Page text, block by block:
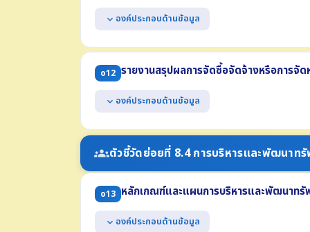
expand_more องค์ประกอบด้านข้อมูล
แสดงรายงานสรุปผลการจัดซื้อจัดจ้างฯ รายเดือน ไ
(1) งานที่จัดซื้อหรือจัดจ้าง (2) วงเงินที่จะซื้อหรือจ้าง
(4) วิธีซื้อหรือจ้าง (5) รายชื่อผู้เสนอราคา (6) ราคาที่เส
(7) ผู้ได้รับการคัดเลือก (8) ราคาที่ตกลงซื้อหรือจ้าง
แสดงในรูปแบบไฟล์อย่างน้อย 2 รูปแบบ คือ .pdf แ
o12 รายงานสรุปผลการจัดซื้อจัดจ้างหรือการจั
expand_more องค์ประกอบด้านข้อมูล
แสดงข้อมูลสรุปผลการจัดซื้อจัดจ้าง ประจำปี พ.ศ.
(1) จำนวนโครงการจำแนกตามวิธีการจัดซื้อจัดจ้าง
จ้าง
(3) ปัญหา/อุปสรรค (4) ข้อเสนอแนะ
แสดงข้อมูลสรุปผลการจัดซื้อจัดจ้างฯ รายเดือน ปี
groupsตัวชี้วัดย่อยที่ 8.4 การบริหารและพัฒนาท
o13 หลักเกณฑ์และแผนการบริหารและพัฒนาทรั
expand_more องค์ประกอบด้านข้อมูล